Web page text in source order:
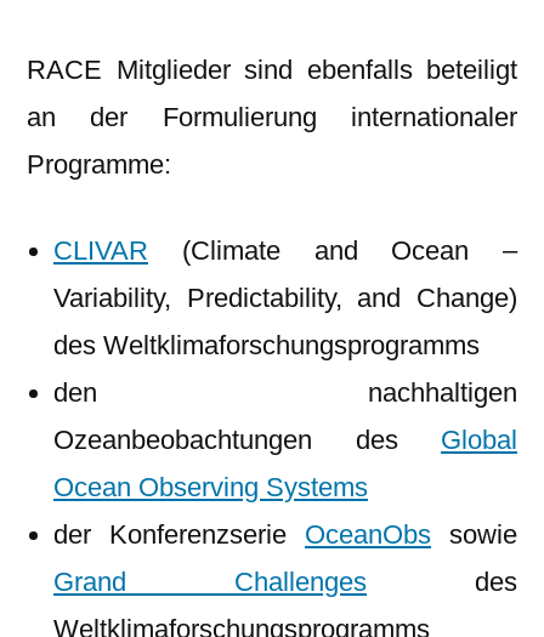
RACE Mitglieder sind ebenfalls beteiligt
an der Formulierung internationaler
Programme:
CLIVAR (Climate and Ocean –
Variability, Predictability, and Change)
des Weltklimaforschungsprogramms
den nachhaltigen
Ozeanbeobachtungen des Global
Ocean Observing Systems
der Konferenzserie OceanObs sowie
Grand Challenges des
Weltklimaforschungsprogramms